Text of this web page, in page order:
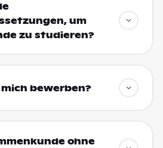
um
zu studieren?
bewerben?
ohne